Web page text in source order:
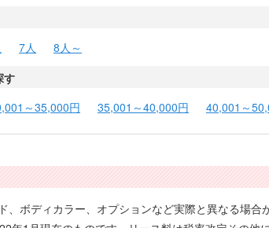
7人
8人～
す
～35,000円 35,001～40,000円 40,001～
、ボディカラー、オプションなど実際と異なる場合